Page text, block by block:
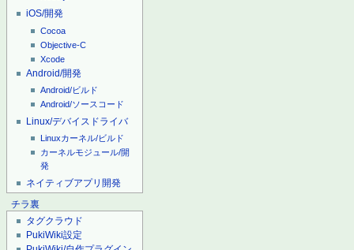
iOS/開発
Cocoa
Objective-C
Xcode
Android/開発
Android/ビルド
Android/ソースコード
Linux/デバイスドライバ
Linuxカーネル/ビルド
カーネルモジュール/開
発
ネイティブアプリ開発
チラ裏
タグクラウド
PukiWiki設定